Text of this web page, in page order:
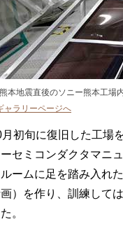
熊本地震直後のソニー熊本工場
ャラリーページへ
初旬に復旧した工場
セミコンダクタマニ
ームに足を踏み入れ
）を作り、訓練して
。